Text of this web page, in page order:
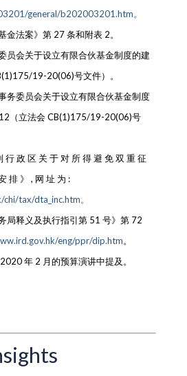
general/b202003201.htm。
金法案》第 27 条和附表 2。
员会关于设立有限合伙基金制度的建
19-20(06)号文件）。
务委员会关于设立有限合伙基金制度
（立法会 CB(1)175/19-20(06)号
行 政 区 关 于 对 所 得 避 免 双 重 征
排 》 , 网 址 为 :
tax/dta_inc.htm。
局释义及执行指引第 51 号》第 72
eng/ppr/dip.htm。
年 2 月的预算演讲中提及。